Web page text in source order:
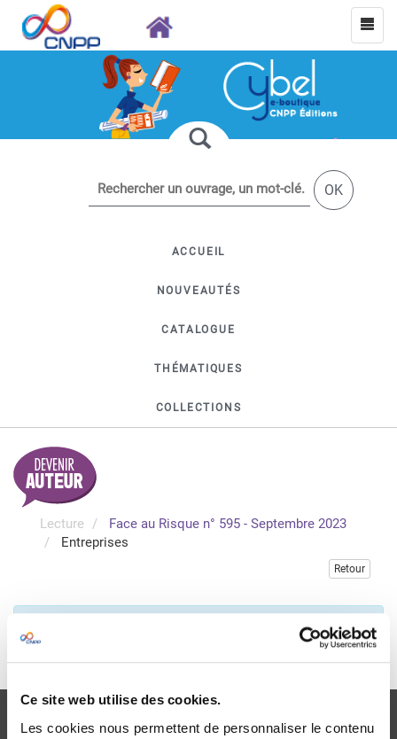
Ce site web utilise des cookies.
Les cookies nous permettent de personnaliser le contenu
OK
ACCUEIL
NOUVEAUTÉS
CATALOGUE
THÉMATIQUES
COLLECTIONS
Lecture
Face au Risque n° 595 - Septembre 2023
Entreprises
Retour
Veuillez vous connecter pour accéder à cette publication